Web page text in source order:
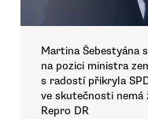
Martina Šebestyána
na pozici ministra
s radostí přikryla
ve skutečnosti nemá
Repro DR